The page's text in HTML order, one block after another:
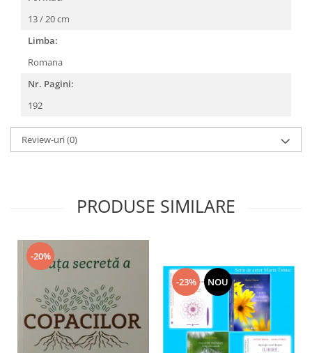
13 / 20 cm
Limba:
Romana
Nr. Pagini:
192
Review-uri(0)
PRODUSE SIMILARE
-20%
-23% NOU